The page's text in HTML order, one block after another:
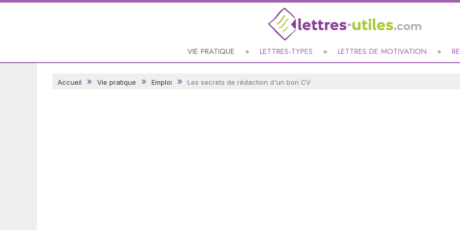
VIE PRATIQUE LETTRES-TYPES LETTRES DE MOTIVATION
Accueil Vie pratique Emploi Les secrets de rédaction d'un bon CV